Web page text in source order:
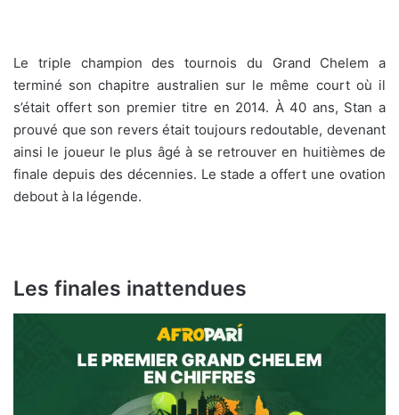
Le triple champion des tournois du Grand Chelem a
terminé son chapitre australien sur le même court où il
s’était offert son premier titre en 2014. À 40 ans, Stan a
prouvé que son revers était toujours redoutable, devenant
ainsi le joueur le plus âgé à se retrouver en huitièmes de
finale depuis des décennies. Le stade a offert une ovation
debout à la légende.
Les finales inattendues